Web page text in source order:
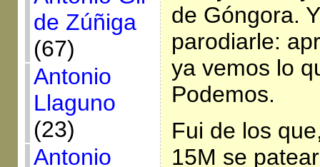
de Zúñiga
(67)
Antonio
Llaguno
(23)
Antonio
de Góngora.
parodiarle:
ya vemos lo
Podemos.
Fui de los
15M se